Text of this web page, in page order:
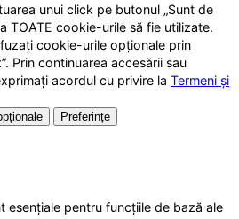
unui click pe butonul „Sunt de
TOATE cookie-urile să fie utilizate.
cookie-urile opționale prin
Prin continuarea accesării sau
acordul cu privire la Termeni și
Preferințe
esențiale pentru funcțiile de bază ale